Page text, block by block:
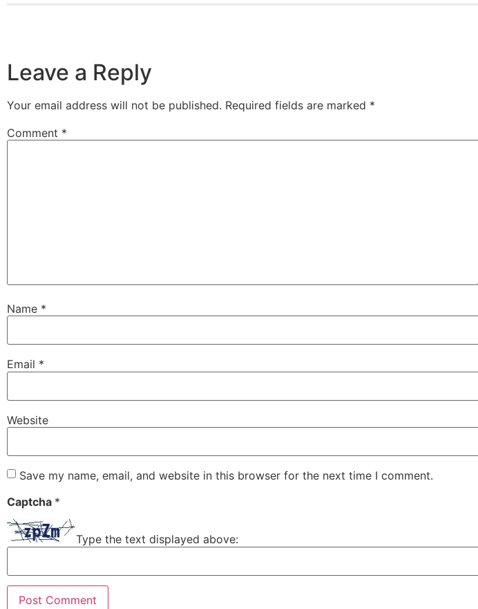
Leave a Reply
Your email address will not be published. Required fields are marked *
Comment *
Name *
Email *
Website
Save my name, email, and website in this browser for the next time I comment.
Captcha *
Type the text displayed above: